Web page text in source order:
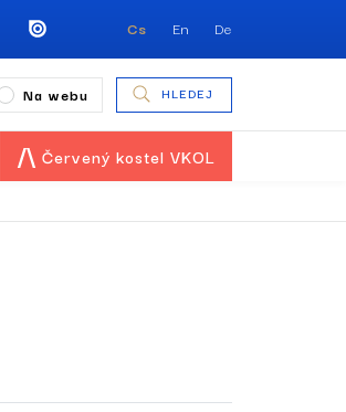
Cs En De
Na webu HLEDEJ
Červený kostel VKOL